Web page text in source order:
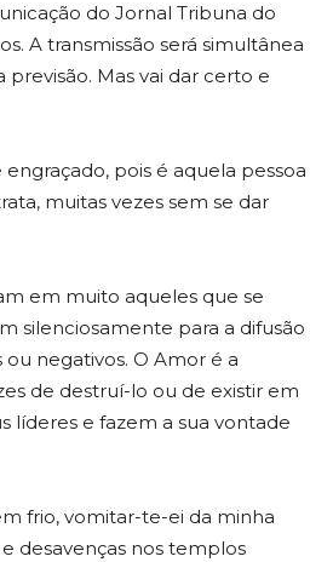
do Jornal Tribuna do
A transmissão será simultânea
Mas vai dar certo e
pois é aquela pessoa
muitas vezes sem se dar
em muito aqueles que se
silenciosamente para a difusão
negativos. O Amor é a
de destruí-lo ou de existir em
líderes e fazem a sua vontade
frio, vomitar-te-ei da minha
desavenças nos templos